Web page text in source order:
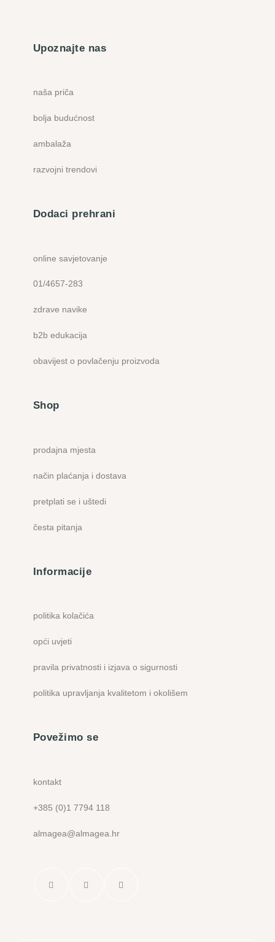
Upoznajte nas
naša priča
bolja budućnost
ambalaža
razvojni trendovi
Dodaci prehrani
online savjetovanje
01/4657-283
zdrave navike
b2b edukacija
obavijest o povlačenju proizvoda
Shop
prodajna mjesta
način plaćanja i dostava
pretplati se i uštedi
česta pitanja
Informacije
politika kolačića
opći uvjeti
pravila privatnosti i izjava o sigurnosti
politika upravljanja kvalitetom i okolišem
Povežimo se
kontakt
+385 (0)1 7794 118
almagea@almagea.hr